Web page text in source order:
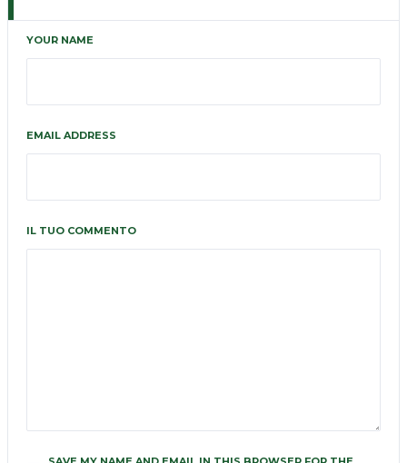
YOUR NAME
EMAIL ADDRESS
IL TUO COMMENTO